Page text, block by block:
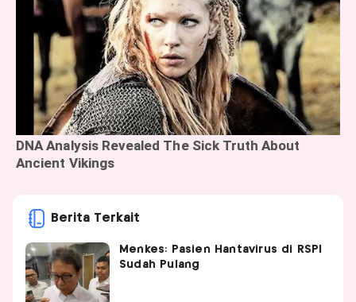
Berita Terkait
Menkes: Pasien Hantavirus di RSPI
Sudah Pulang